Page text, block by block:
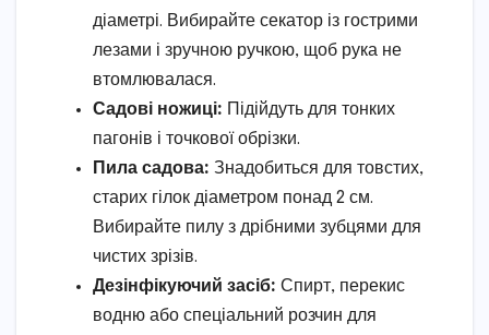
діаметрі. Вибирайте секатор із гострими
лезами і зручною ручкою, щоб рука не
втомлювалася.
Садові ножиці: Підійдуть для тонких
пагонів і точкової обрізки.
Пила садова: Знадобиться для товстих,
старих гілок діаметром понад 2 см.
Вибирайте пилу з дрібними зубцями для
чистих зрізів.
Дезінфікуючий засіб: Спирт, перекис
водню або спеціальний розчин для